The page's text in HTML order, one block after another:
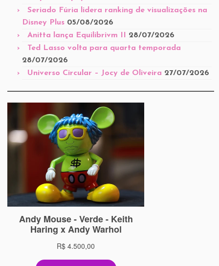
Seriado Fúria lidera ranking de visualizações na
Disney Plus 05/08/2026
Anitta lança Equilibrivm II
28/07/2026
Ted Lasso volta para quarta temporada
28/07/2026
Universo Circular – Jocy de Oliveira 27/07/2026